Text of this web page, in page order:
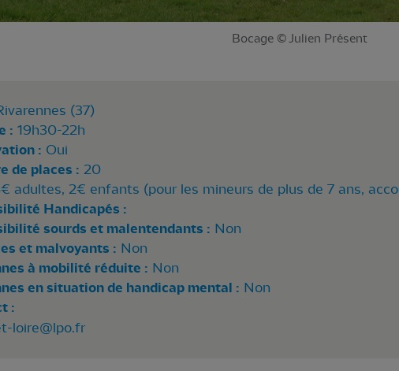
Bocage © Julien Présent
(37)
: 19h30-22h
: Oui
de places : 20
adultes, 2€ enfants (pour les mineurs de plus de 7 ans,
Handicapés :
sourds et malentendants : Non
et malvoyants : Non
à mobilité réduite : Non
en situation de handicap mental : Non
:
loire@lpo.fr